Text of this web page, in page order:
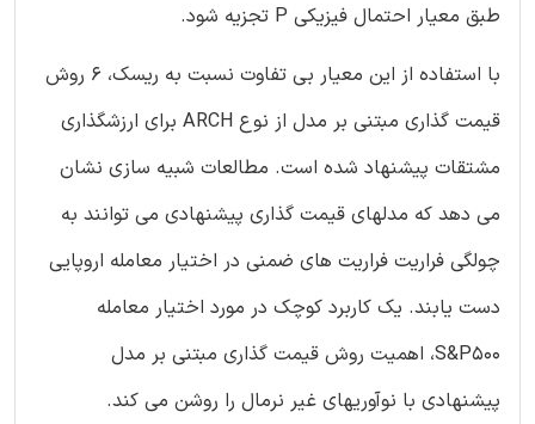
طبق معیار احتمال فیزیکی P تجزیه شود.
با استفاده از این معیار بی تفاوت نسبت به ریسک، 6 روش
قیمت گذاری مبتنی بر مدل از نوع ARCH برای ارزشگذاری
مشتقات پیشنهاد شده است. مطالعات شبیه سازی نشان
می دهد که مدلهای قیمت گذاری پیشنهادی می توانند به
چولگی فراریت فراریت های ضمنی در اختیار معامله اروپایی
دست یابند. یک کاربرد کوچک در مورد اختیار معامله
S&P500، اهمیت روش قیمت گذاری مبتنی بر مدل
پیشنهادی با نوآوریهای غیر نرمال را روشن می کند.